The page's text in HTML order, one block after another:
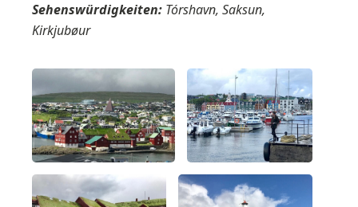
Sehenswürdigkeiten: Tórshavn, Saksun,
Kirkjubøur